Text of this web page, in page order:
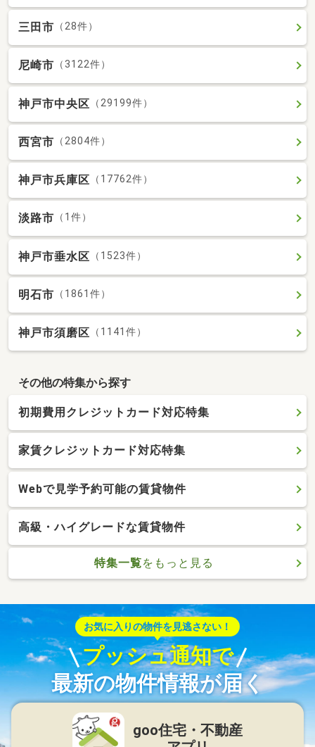
三田市 （28件）
尼崎市 （3122件）
神戸市中央区 （29199件）
西宮市 （2804件）
神戸市兵庫区 （17762件）
淡路市 （1件）
神戸市垂水区 （1523件）
明石市 （1861件）
神戸市須磨区 （1141件）
その他の特集から探す
初期費用クレジットカード対応特集
家賃クレジットカード対応特集
Webで見学予約可能の賃貸物件
高級・ハイグレードな賃貸物件
特集一覧をもっと見る
お気に入りの物件を見逃さない！
プッシュ通知で
最新の物件情報が届く
goo住宅・不動産